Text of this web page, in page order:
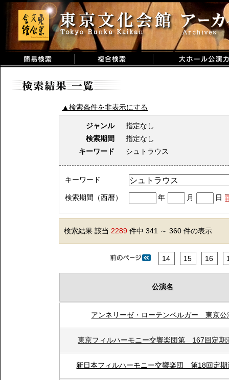
▲検索条件を非表示にする
ジャンル
指定なし
検索期間
指定なし
キーワード
シュトラウス
キーワード
検索期間（西暦） 年 月 日
検索結果 該当 2289 件中 341 ～ 360 件の表示
14 15 16
公演名
アンネリーゼ・ローテンベルガー 東京公
東京フィルハーモニー交響楽団第 167回定期
新日本フィルハーモニー交響楽団 第18回定期